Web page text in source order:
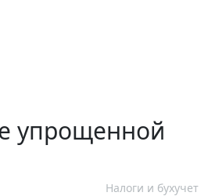
упрощенной
Налоги и бухучет